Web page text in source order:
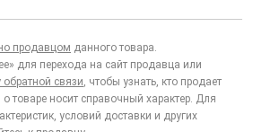
продавцом данного товара.
для перехода на сайт продавца или
связи, чтобы узнать, кто продает
товаре носит справочный характер. Для
условий доставки и других